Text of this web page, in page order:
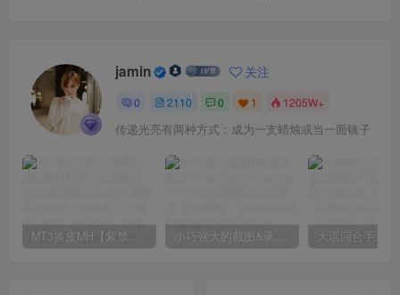
jamin 关注
0 2110 0 1 1205W+
传递光亮有两种方式：成为一支蜡烛或当一面镜子
MT3换皮MH【紫禁之巅2双经脉尊享挂机版】2025最新整理单机一键即玩镜像端_Linux手工服务端_源码_管理后台_教程 小巧强大的截图&录屏软件 | FastStone Capture v11.2 中文破解绿色便携版